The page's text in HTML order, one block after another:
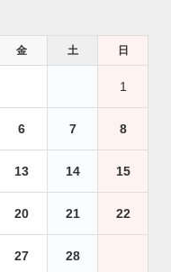
金 土 日
1
6 7 8
13 14 15
20 21 22
27 28